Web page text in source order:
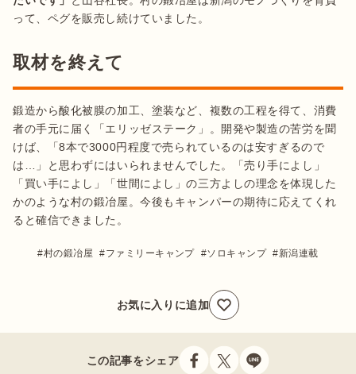
って、ペグを販売し続けていました。
取材を終えて
鍛造から酸化被膜の加工、塗装など、複数の工程を得て、消費
者の手元に届く「エリッゼステーク」。開発や製造の苦労を聞
けば、「8本で3000円程度で売られているのは安すぎるので
は…」と思わずにはいられませんでした。「売り手によし」
「買い手によし」「世間によし」の三方よしの理念を体現した
かのような村の鍛冶屋。今後もキャンパーの期待に応えてくれ
ると確信できました。
村の鍛冶屋 ファミリーキャンプ ソロキャンプ 新潟連載
お気に入りに追加
この記事をシェア